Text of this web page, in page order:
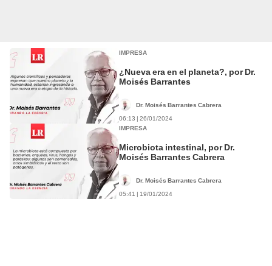
IMPRESA
¿Nueva era en el planeta?, por Dr.
Moisés Barrantes
Dr. Moisés Barrantes Cabrera
06:13 | 26/01/2024
IMPRESA
Microbiota intestinal, por Dr.
Moisés Barrantes Cabrera
Dr. Moisés Barrantes Cabrera
05:41 | 19/01/2024